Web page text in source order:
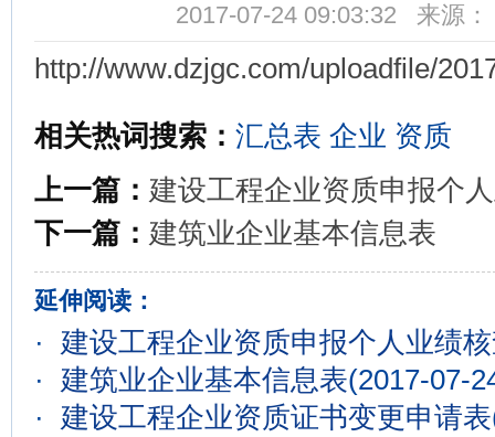
2017-07-24 09:03:32 来源
http://www.dzjgc.com/uploadfile/
相关热词搜索： 汇总表 企业 资质
上一篇： 建设工程企业资质申报个
下一篇： 建筑业企业基本信息表
延伸阅读：
·
建设工程企业资质申报个人业绩
·
建筑业企业基本信息表(2017-07-
·
建设工程企业资质证书变更申请表